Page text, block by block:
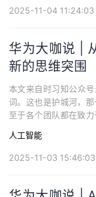
分享个人的真切感受
2025-11-04 11:24:03
华为大咖说 |
新的思维突围
本文来自时习知公众
词。这也是护城河，
至于各个团队都在致
际上却暗藏危机： 当
自己定义为被动防御
人工智能
2025-11-03 15:46:03